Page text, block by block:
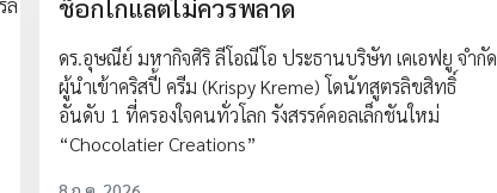
ช็อกโกแลตไม่ควรพลาด
ดร.อุษณีย์ มหากิจศิริ ลีโอณีโอ ประธานบริษัท เคเอฟยู จำกัด
ผู้นำเข้าคริสปี้ ครีม (Krispy Kreme) โดนัทสูตรลิขสิทธิ์
อันดับ 1 ที่ครองใจคนทั่วโลก รังสรรค์คอลเล็กชันใหม่
“Chocolatier Creations”